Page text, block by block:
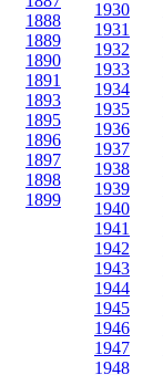
1888
1889
1890
1891
1893
1895
1896
1897
1898
1899
1930
1931
1932
1933
1934
1935
1936
1937
1938
1939
1940
1941
1942
1943
1944
1945
1946
1947
1948